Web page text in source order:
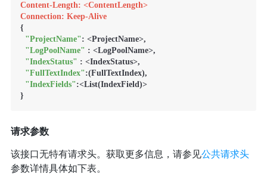
Content-Length: <ContentLength>
Connection: Keep-Alive
{
"ProjectName": <ProjectName>,
"LogPoolName" : <LogPoolName>,
"IndexStatus" : <IndexStatus>,
"FullTextIndex":(FullTextIndex),
"IndexFields":<List(IndexField)>
请求参数
该接口无特有请求头。获取更多信息，请参见公共请求头
参数详情具体如下表。